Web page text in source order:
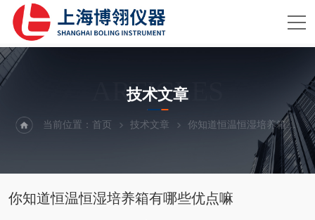
ARTICLES
技术文章
当前位置：首页 技术文章 你知道恒温恒湿培养箱有哪些优点嘛
你知道恒温恒湿培养箱有哪些优点嘛